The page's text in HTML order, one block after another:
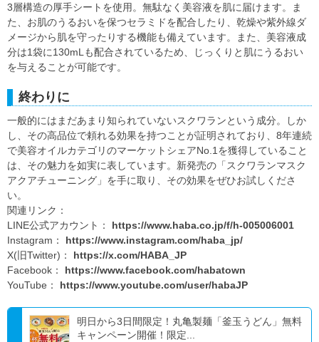
3層構造の厚手シートを使用。無駄なく美容液を肌に届けます。ま
た、お肌のうるおいを保つセラミドを配合したり、乾燥や紫外線ダ
メージから肌を守ったりする機能も備えています。また、美容液成
分は1袋に130mLも配合されているため、じっくりと肌にうるおい
を与えることが可能です。
終わりに
一般的にはまだあまり知られていないスクワランという成分。しか
し、その高品位で頼れる効果を持つことが証明されており、8年連続
で美容オイルカテゴリのマーケットシェアNo.1を獲得していること
は、その魅力を如実に表しています。新発売の「スクワランマスク
アクアチューニング」を手に取り、その効果をぜひお試しくださ
い。
関連リンク：
LINE公式アカウント： https://www.haba.co.jp/f/h-005006001
Instagram： https://www.instagram.com/haba_jp/
X(旧Twitter)： https://x.com/HABA_JP
Facebook： https://www.facebook.com/habatown
YouTube： https://www.youtube.com/user/habaJP
明日から3日間限定！丸亀製麺「釜玉うどん」無料
キャンペーン開催！限定...